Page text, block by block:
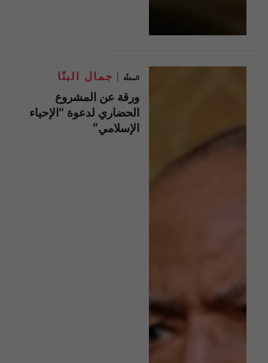
المجلّة جمال البنّا
ورقة عن المشروع
الحضاري لدعوة “الإحياء
الإسلامي”